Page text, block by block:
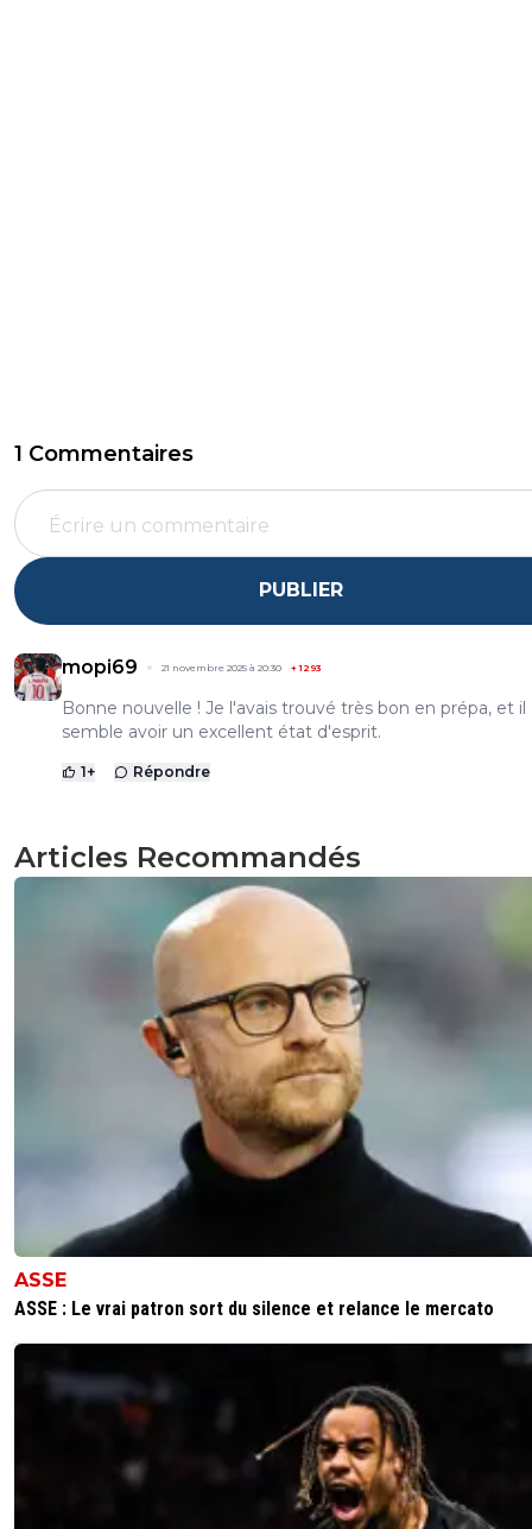
1 Commentaires
PUBLIER
mopi69 21 novembre 2025 à 20:30 +1293
Bonne nouvelle ! Je l'avais trouvé très bon en prépa, et il
semble avoir un excellent état d'esprit.
1+ Répondre
Articles Recommandés
ASSE
ASSE : Le vrai patron sort du silence et relance le mercato